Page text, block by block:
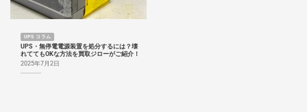
UPS コラム
UPS・無停電電源装置を処分するには？壊
れててもOKな方法を買取ジローがご紹介！
2025年7月2日